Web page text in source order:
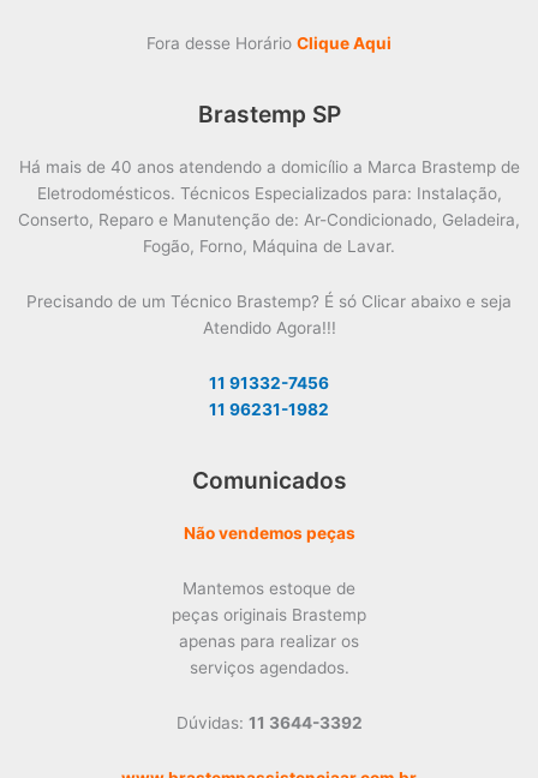
Fora desse Horário Clique Aqui
Brastemp SP
Há mais de 40 anos atendendo a domicílio a Marca Brastemp de
Eletrodomésticos. Técnicos Especializados para: Instalação,
Conserto, Reparo e Manutenção de: Ar-Condicionado, Geladeira,
Fogão, Forno, Máquina de Lavar.
Precisando de um Técnico Brastemp? É só Clicar abaixo e seja
Atendido Agora!!!
11 91332-7456
11 96231-1982
Comunicados
Não vendemos peças
Mantemos estoque de
peças originais Brastemp
apenas para realizar os
serviços agendados.
Dúvidas: 11 3644-3392